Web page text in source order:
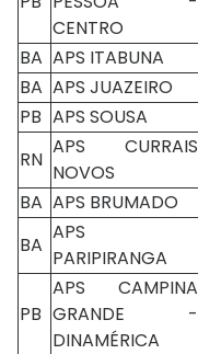
CENTRO
BA APS ITABUNA
BA APS JUAZEIRO
PB APS SOUSA
RN
APS CURRAIS
NOVOS
BA APS BRUMADO
BA
APS
PARIPIRANGA
PB
APS CAMPINA
GRANDE -
DINAMÉRICA